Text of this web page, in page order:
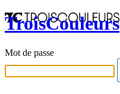
TroisCouleurs
Mot de passe